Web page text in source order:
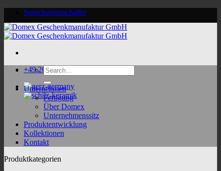
content
Sprachenumschalter
+49 2624 9188 0
Search
for:
Unternehmen
Fertigung
Über Domex
Unternehmenssitz
Produktentwicklung
Kollektionen
Kontakt
Produktkategorien